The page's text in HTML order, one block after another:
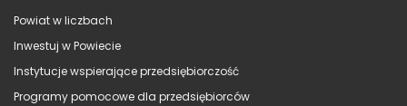
Powiat w liczbach
Inwestuj w Powiecie
Instytucje wspierające przedsiębiorczość
Programy pomocowe dla przedsiębiorców